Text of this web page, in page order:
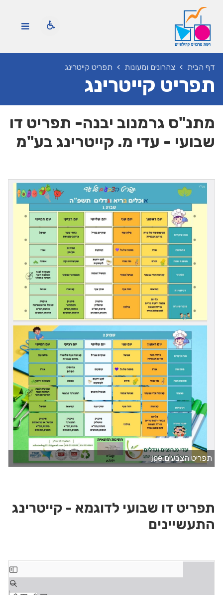
דף הבית צהרונים ומעונות תפריט קייטרינג
תפריט קייטרינג
מתנ"ס גרמנוב יבנה- תפריט דו
שבועי - עדי מ. קייטרינג בע"מ
תפריט הצבעים.jpe
תפריט דו שבועי לדוגמא - קייטרינג
התעשיינים